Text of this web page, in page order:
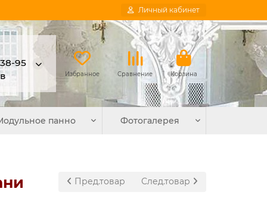
Личный кабинет
95
Избранное Сравнение Корзина
панно Фотогалерея
Пред.товар След.товар